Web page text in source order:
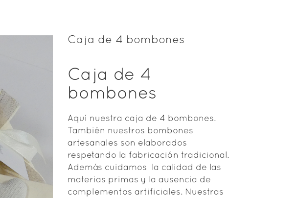
Caja de 4 bombones
Caja de 4
bombones
Aquí nuestra caja de 4 bombones.
También nuestros bombones
artesanales son elaborados
respetando la fabricación tradicional.
Además cuidamos la calidad de las
materias primas y la ausencia de
complementos artificiales. Nuestras